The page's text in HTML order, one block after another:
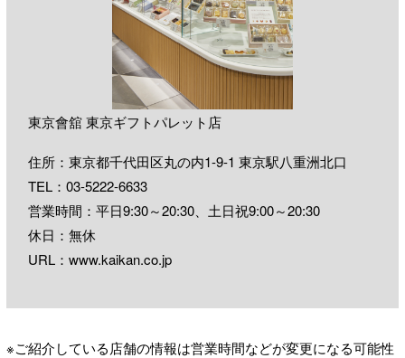
東京會舘 東京ギフトパレット店
住所：東京都千代田区丸の内1-9-1 東京駅八重洲北口
TEL： 03-5222-6633
営業時間：平日9:30～20:30、土日祝9:00～20:30
休日：無休
URL： www.kaikan.co.jp
※ご紹介している店舗の情報は営業時間などが変更になる可能性